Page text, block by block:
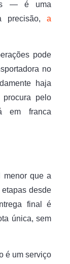
— é uma
precisão, a
pode
no
haja
pelo
em franca
menor que a
desde
final é
única, sem
é um serviço